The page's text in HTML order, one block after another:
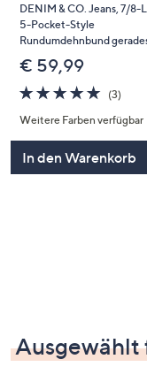
DENIM & CO. Jeans, 7/8-
5-Pocket-Style
Rundumdehnbund
€ 59,99
5.0
von
5
(3)3
Weitere Farben verfügbar
In den Warenkorb
Ausgewählt